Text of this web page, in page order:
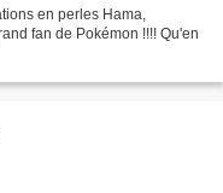
en perles Hama,
fan de Pokémon !!!! Qu'en